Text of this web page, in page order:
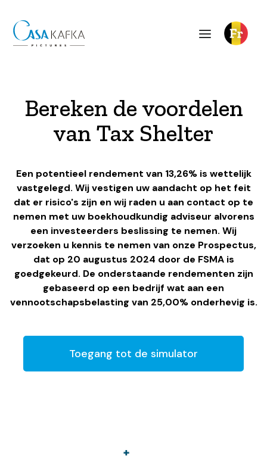
Bereken de voordelen
van Tax Shelter
Een potentieel rendement van 13,26% is wettelijk
vastgelegd. Wij vestigen uw aandacht op het feit
dat er risico's zijn en wij raden u aan contact op te
nemen met uw boekhoudkundig adviseur alvorens
een investeerders beslissing te nemen. Wij
verzoeken u kennis te nemen van onze Prospectus,
dat op 20 augustus 2024 door de FSMA is
goedgekeurd. De onderstaande rendementen zijn
gebaseerd op een bedrijf wat aan een
vennootschapsbelasting van 25,00% onderhevig is.
Toegang tot de simulator